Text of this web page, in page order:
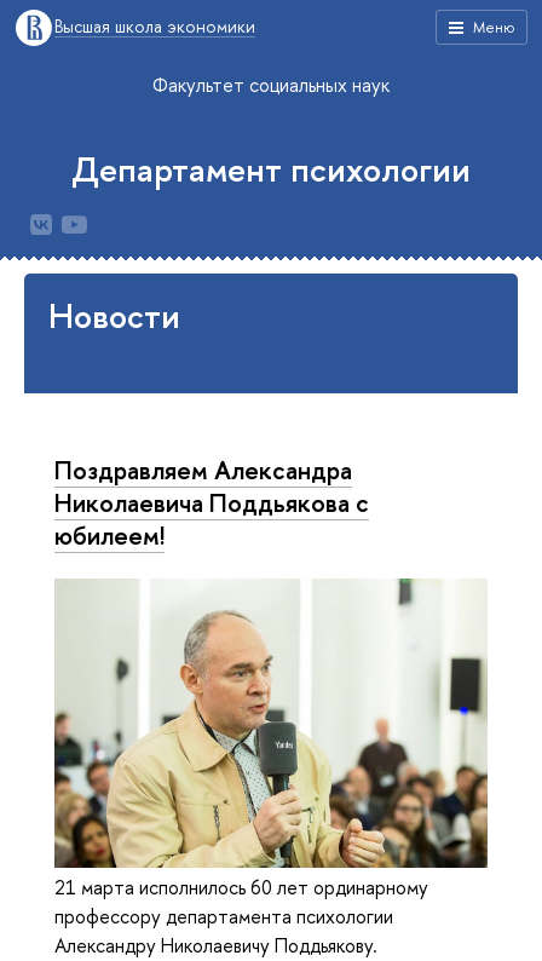
Меню
Высшая школа экономики
Факультет социальных наук
Департамент психологии
Новости
Поздравляем Александра
Николаевича Поддьякова с
юбилеем!
21 марта исполнилось 60 лет ординарному
профессору департамента психологии
Александру Николаевичу Поддьякову.